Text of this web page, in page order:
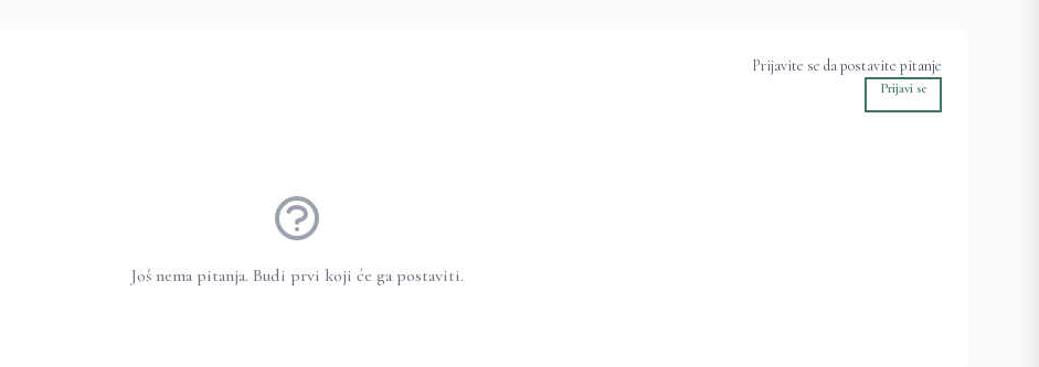
Prijavite se da postavite pitanje
Prijavi se
Još nema pitanja. Budi prvi koji će ga postaviti.